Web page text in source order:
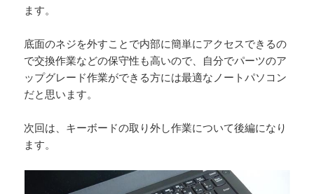
ます。
底面のネジを外すことで内部に簡単にアクセスできるの
で交換作業などの保守性も高いので、自分でパーツのア
ップグレード作業ができる方には最適なノートパソコン
だと思います。
次回は、キーボードの取り外し作業について後編になり
ます。